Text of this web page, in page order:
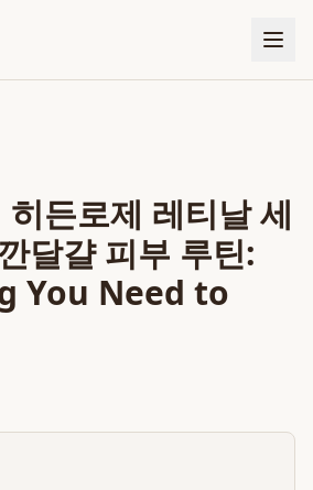
든로제 레티날 세
달걀 피부 루틴:
You Need to